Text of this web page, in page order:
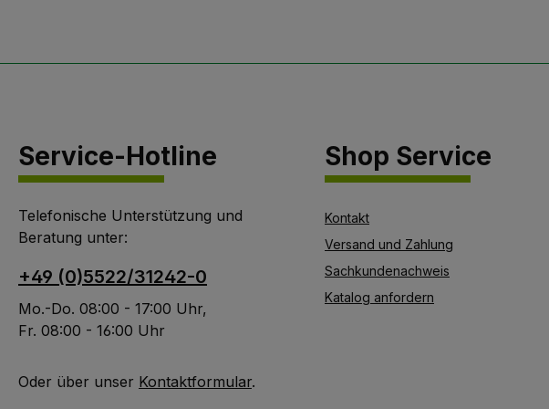
Mittel die erhärten,
Trico geeignet!
Service-Hotline
Telefonische Unterstützung und
Beratung unter:
+49 (0)5522/31242-0
Mo.-Do. 08:00 - 17:00 Uhr,
Fr. 08:00 - 16:00 Uhr
Oder über unser Kontaktformular.
Shop Service
Kontakt
Versand und Zahlung
Sachkundenachweis
Katalog anfordern